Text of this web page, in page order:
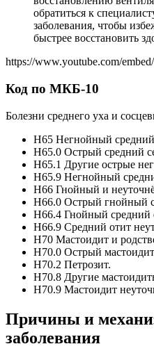
обратиться к
заболевания, чтобы
быстрее восстановить
https://www.youtube.com/
Код по МКБ-10
Болезни среднего уха и
Н65 Негнойный средний
Н65.0 Острый средний
Н65.1 Другие острые
Н65.9 Негнойный
Н66 Гнойный и
Н66.0 Острый гнойный
Н66.4 Гнойный средний
Н66.9 Средний отит
Н70 Мастоидит и
Н70.0 Острый
Н70.2 Петрозит.
Н70.8 Другие
Н70.9 Мастоидит
Причины и
заболевания